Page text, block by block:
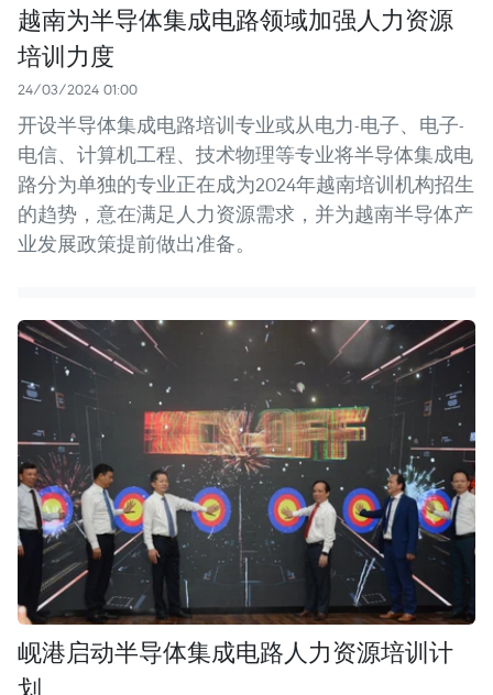
越南为半导体集成电路领域加强人力资源
培训力度
24/03/2024 01:00
开设半导体集成电路培训专业或从电力-电子、电子-
电信、计算机工程、技术物理等专业将半导体集成电
路分为单独的专业正在成为2024年越南培训机构招生
的趋势，意在满足人力资源需求，并为越南半导体产
业发展政策提前做出准备。
岘港启动半导体集成电路人力资源培训计
划